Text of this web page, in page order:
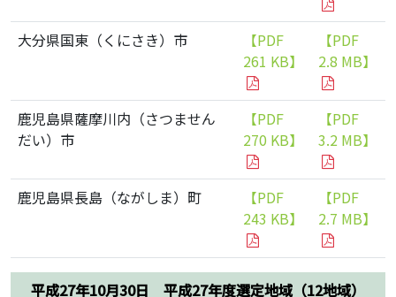
大分県国東（くにさき）市
【PDF
261 KB】
【PDF
2.8 MB】
鹿児島県薩摩川内（さつません
だい）市
【PDF
270 KB】
【PDF
3.2 MB】
鹿児島県長島（ながしま）町
【PDF
243 KB】
【PDF
2.7 MB】
平成27年10月30日 平成27年度選定地域（12地域）